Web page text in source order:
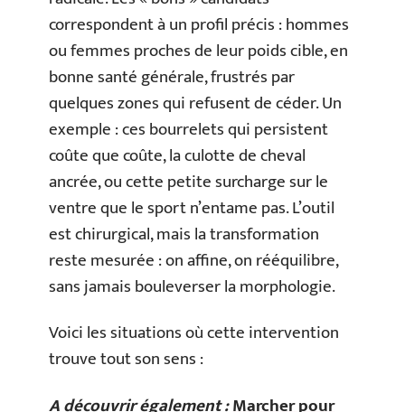
correspondent à un profil précis : hommes
ou femmes proches de leur poids cible, en
bonne santé générale, frustrés par
quelques zones qui refusent de céder. Un
exemple : ces bourrelets qui persistent
coûte que coûte, la culotte de cheval
ancrée, ou cette petite surcharge sur le
ventre que le sport n’entame pas. L’outil
est chirurgical, mais la transformation
reste mesurée : on affine, on rééquilibre,
sans jamais bouleverser la morphologie.
Voici les situations où cette intervention
trouve tout son sens :
A découvrir également :Marcher pour